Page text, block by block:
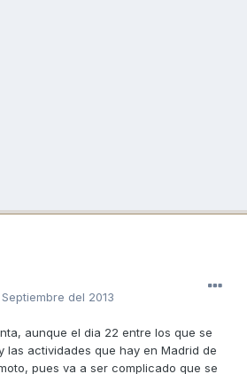
del 2013
aunque el dia 22 entre los que se
las actividades que hay en Madrid de
pues va a ser complicado que se